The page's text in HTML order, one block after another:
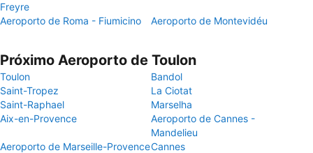
Freyre
Aeroporto de Roma - Fiumicino Aeroporto de Montevidéu
Próximo Aeroporto de Toulon
Toulon
Bandol
Saint-Tropez
La Ciotat
Saint-Raphael
Marselha
Aix-en-Provence
Aeroporto de Cannes -
Mandelieu
Aeroporto de Marseille-ProvenceCannes